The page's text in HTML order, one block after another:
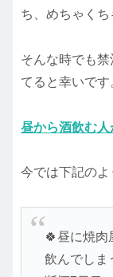
ち、めちゃくち
そんな時でも
てると幸いです
昼から酒飲む
今では下記のよ
🍀昼に焼肉
飲んでしま